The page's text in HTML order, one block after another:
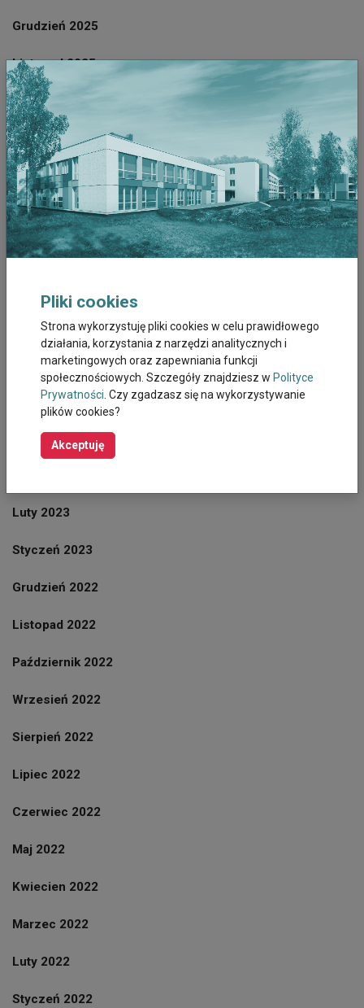
Grudzień 2025
Listopad 2025
Październik 2025
Wrzesień 2025
Sierpień 2025
Październik 2023
Wrzesień 2023
Lipiec 2023
Czerwiec 2023
Maj 2023
Kwiecien 2023
Luty 2023
Styczeń 2023
Grudzień 2022
Listopad 2022
Październik 2022
Wrzesień 2022
Sierpień 2022
Lipiec 2022
Czerwiec 2022
Maj 2022
Kwiecien 2022
Marzec 2022
Luty 2022
Styczeń 2022
Pliki cookies
Strona wykorzystuję pliki cookies w celu prawidłowego
działania, korzystania z narzędzi analitycznych i
marketingowych oraz zapewniania funkcji
społecznościowych. Szczegóły znajdziesz w Polityce
Prywatności . Czy zgadzasz się na wykorzystywanie
plików cookies?
Akceptuję